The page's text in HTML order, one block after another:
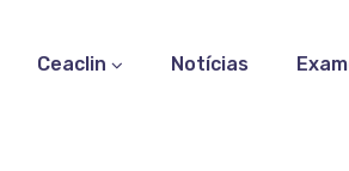
Ceaclin Notícias